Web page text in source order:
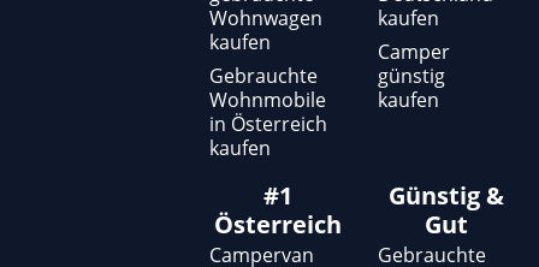
Wohnwagen
kaufen
Gebrauchte
Wohnmobile
in Österreich
kaufen
kaufen
Camper
günstig
kaufen
#1
Österreich
Campervan
Günstig &
Gut
Gebrauchte